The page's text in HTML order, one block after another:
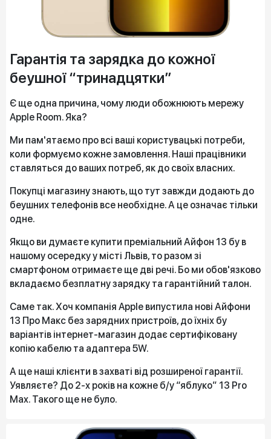
Гарантія та зарядка до кожної
беушної “тринадцятки”
Є ще одна причина, чому люди обожнюють мережу
Apple Room. Яка?
Ми пам'ятаємо про всі ваші користувацькі потреби,
коли формуємо кожне замовлення. Наші працівники
ставляться до ваших потреб, як до своїх власних.
Покупці магазину знають, що тут завжди додають до
беушних телефонів все необхідне. А це означає тільки
одне.
Якщо ви думаєте купити преміальний Айфон 13 бу в
нашому осередку у місті Львів, то разом зі
смартфоном отримаєте ще дві речі. Бо ми обов'язково
вкладаємо безплатну зарядку та гарантійний талон.
Саме так. Хоч компанія Apple випустила нові Айфони
13 Про Макс без зарядних пристроїв, до їхніх бу
варіантів інтернет-магазин додає сертифіковану
копію кабелю та адаптера 5W.
А ще наші клієнти в захваті від розширеної гарантії.
Уявляєте? До 2-х років на кожне б/у “яблуко” 13 Pro
Max. Такого ще не було.